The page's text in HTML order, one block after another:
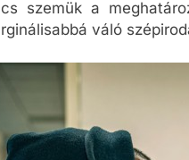
szemük a
váló